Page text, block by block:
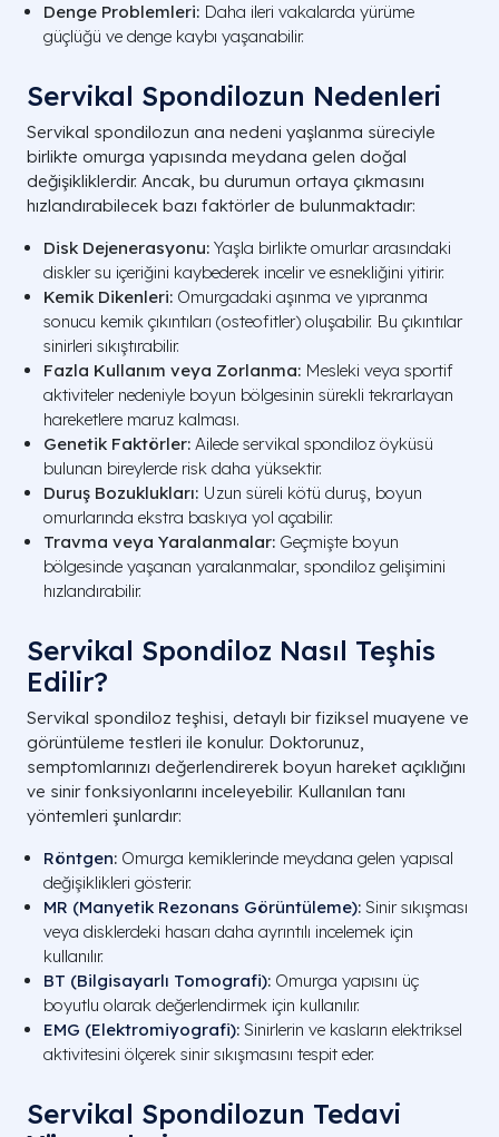
Denge Problemleri: Daha ileri vakalarda yürüme
güçlüğü ve denge kaybı yaşanabilir.
Servikal Spondilozun Nedenleri
Servikal spondilozun ana nedeni yaşlanma süreciyle
birlikte omurga yapısında meydana gelen doğal
değişikliklerdir. Ancak, bu durumun ortaya çıkmasını
hızlandırabilecek bazı faktörler de bulunmaktadır:
Disk Dejenerasyonu: Yaşla birlikte omurlar arasındaki
diskler su içeriğini kaybederek incelir ve esnekliğini yitirir.
Kemik Dikenleri: Omurgadaki aşınma ve yıpranma
sonucu kemik çıkıntıları (osteofitler) oluşabilir. Bu çıkıntılar
sinirleri sıkıştırabilir.
Fazla Kullanım veya Zorlanma: Mesleki veya sportif
aktiviteler nedeniyle boyun bölgesinin sürekli tekrarlayan
hareketlere maruz kalması.
Genetik Faktörler: Ailede servikal spondiloz öyküsü
bulunan bireylerde risk daha yüksektir.
Duruş Bozuklukları: Uzun süreli kötü duruş, boyun
omurlarında ekstra baskıya yol açabilir.
Travma veya Yaralanmalar: Geçmişte boyun
bölgesinde yaşanan yaralanmalar, spondiloz gelişimini
hızlandırabilir.
Servikal Spondiloz Nasıl Teşhis
Edilir?
Servikal spondiloz teşhisi, detaylı bir fiziksel muayene ve
görüntüleme testleri ile konulur. Doktorunuz,
semptomlarınızı değerlendirerek boyun hareket açıklığını
ve sinir fonksiyonlarını inceleyebilir. Kullanılan tanı
yöntemleri şunlardır:
Röntgen: Omurga kemiklerinde meydana gelen yapısal
değişiklikleri gösterir.
MR (Manyetik Rezonans Görüntüleme): Sinir sıkışması
veya disklerdeki hasarı daha ayrıntılı incelemek için
kullanılır.
BT (Bilgisayarlı Tomografi): Omurga yapısını üç
boyutlu olarak değerlendirmek için kullanılır.
EMG (Elektromiyografi): Sinirlerin ve kasların elektriksel
aktivitesini ölçerek sinir sıkışmasını tespit eder.
Servikal Spondilozun Tedavi